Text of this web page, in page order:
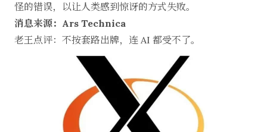
怪的错误，以让人类感到惊讶的方式失败。
消息来源：Ars Technica
老王点评：不按套路出牌，连 AI 都受不了。